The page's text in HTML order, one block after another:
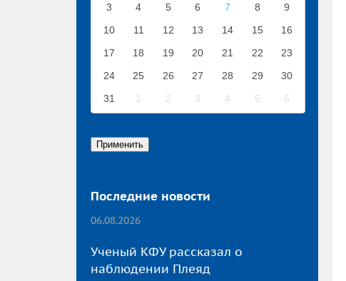
3
4 5 6 7 8
9
10
11 12 13 14 15
16
17
18 19 20 21 22
23
24
25 26 27 28 29
30
31
1 2 3 4 5 6
Последние новости
06.08.2026
Ученый КФУ рассказал о
наблюдении Плеяд